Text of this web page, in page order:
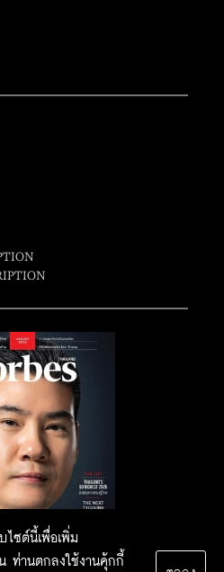
ไซต์นี้เพื่อเพิ่ม
ท่านตกลงใช้งานคุ้กกี้